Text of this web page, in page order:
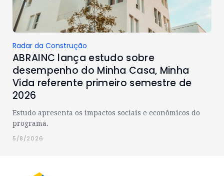
Radar da Construção
ABRAINC lança estudo sobre
desempenho do Minha Casa, Minha
Vida referente primeiro semestre de
2026
Estudo apresenta os impactos sociais e econômicos do
programa.
5/8/2026